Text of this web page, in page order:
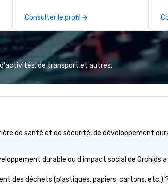
products with the latest
technologies, but through
providing trusted reliable
customer service and
relationships for years to come.
Consulter le profil
d'activités, de transport et autres.
de santé et de sécurité, de développement
durable ou d'impact social de Orchids
des déchets (plastiques, papiers, cartons, etc.)